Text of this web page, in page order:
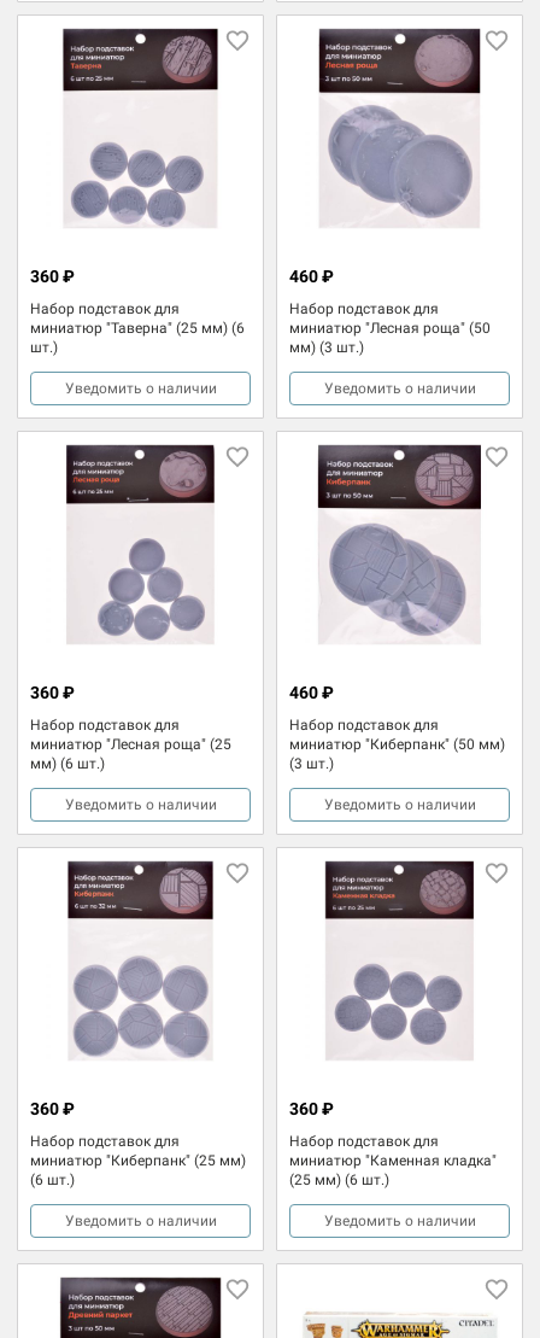
Набор подставок для
миниатюр "Таверна" (25 мм) (6
шт.)
360 ₽
Уведомить о наличии
Набор подставок для
миниатюр "Лесная роща" (50
мм) (3 шт.)
460 ₽
Уведомить о наличии
Набор подставок для
миниатюр "Лесная роща" (25
мм) (6 шт.)
360 ₽
Уведомить о наличии
Набор подставок для
миниатюр "Киберпанк" (50 мм)
(3 шт.)
460 ₽
Уведомить о наличии
Набор подставок для
миниатюр "Киберпанк" (25 мм)
(6 шт.)
360 ₽
Уведомить о наличии
Набор подставок для
миниатюр "Каменная кладка"
(25 мм) (6 шт.)
360 ₽
Уведомить о наличии